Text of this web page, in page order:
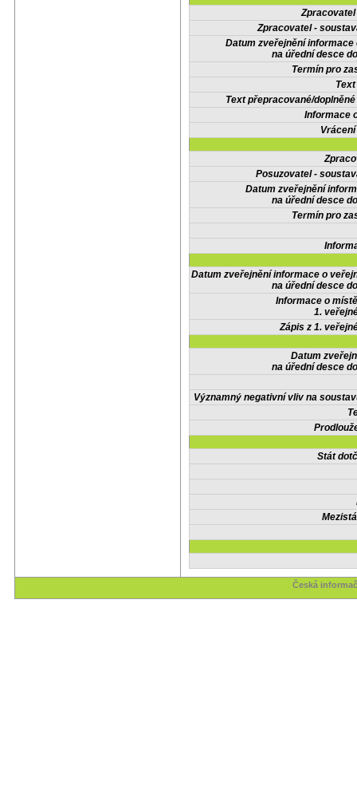
Zpracovatel -
Datum zveřejnění informace
na úřední desce
Termín pro
Text přepracované/
Informace
Posuzovatel -
Datum zveřejnění
na úřední desce
Termín pro
Datum zveřejnění informace o
na úřední desce
Informace o
1.
Zápis z 1.
Datum
na úřední desce
Významný negativní vliv na
Stát
Česká